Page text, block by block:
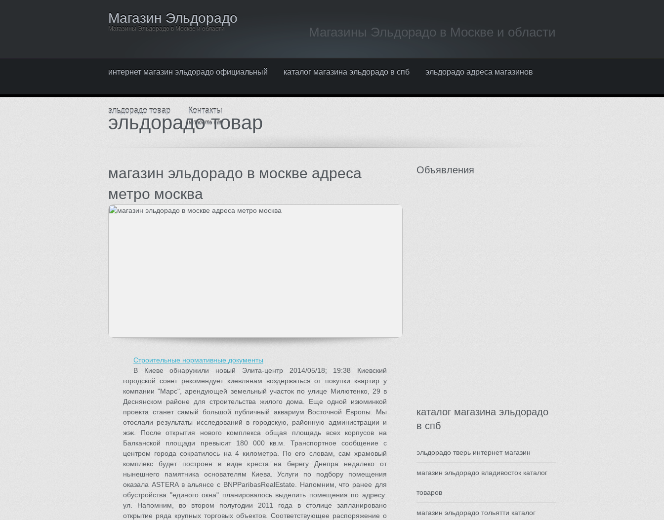
Магазин Эльдорадо
Магазины Эльдорадо в Москве и области Магазины Эльдорадо в Москве и области
интернет магазин эльдорадо официальный каталог магазина эльдорадо в спб эльдорадо адреса магазинов
эльдорадо товар Контакты
Написать нам
эльдорадо товар
магазин эльдорадо в москве адреса
метро москва
Строительные нормативные документы
В Киеве обнаружили новый Элита-центр 2014/05/18; 19:38 Киевский
городской совет рекомендует киевлянам воздержаться от покупки квартир у
компании "Марс", арендующей земельный участок по улице Милютенко, 29 в
Деснянском районе для строительства жилого дома. Еще одной изюминкой
проекта станет самый большой публичный аквариум Восточной Европы. Мы
отослали результаты исследований в городскую, районную администрации и
жэк. После открытия нового комплекса общая площадь всех корпусов на
Балканской площади превысит 180 000 кв.м. Транспортное сообщение с
центром города сократилось на 4 километра. По его словам, сам храмовый
комплекс будет построен в виде креста на берегу Днепра недалеко от
нынешнего памятника основателям Киева. Услуги по подбору помещения
оказала ASTERA в альянсе с BNPParibasRealEstate. Напомним, что ранее для
обустройства "единого окна" планировалось выделить помещения по адресу:
ул. Напомним, во втором полугодии 2011 года в столице запланировано
открытие ряда крупных торговых объектов. Соответствующее распоряжение о
Объявления
каталог магазина эльдорадо
в спб
эльдорадо тверь интернет магазин
магазин эльдорадо владивосток каталог
товаров
магазин эльдорадо тольятти каталог